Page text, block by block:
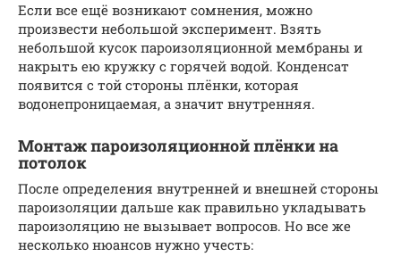
Если все ещё возникают сомнения, можно
произвести небольшой эксперимент. Взять
небольшой кусок пароизоляционной мембраны и
накрыть ею кружку с горячей водой. Конденсат
появится с той стороны плёнки, которая
водонепроницаемая, а значит внутренняя.
Монтаж пароизоляционной плёнки на
потолок
После определения внутренней и внешней стороны
пароизоляции дальше как правильно укладывать
пароизоляцию не вызывает вопросов. Но все же
несколько нюансов нужно учесть: